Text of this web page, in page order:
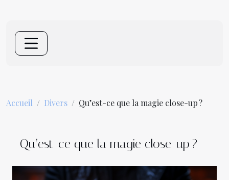
Accueil Divers Qu’est-ce que la magie close-up ?
Qu’est-ce que la magie close-up ?